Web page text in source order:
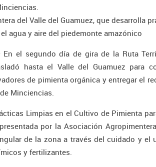
del Valle del Guamuez, que desarrolla
agua y aire del piedemonte amazónico
En el segundo día de gira de la Ruta
hasta el Valle del Guamuez para
de pimienta orgánica y entregar el
Minciencias.
Limpias en el Cultivo de Pimienta
por la Asociación
de la zona a través del cuidado y el
y fertilizantes.